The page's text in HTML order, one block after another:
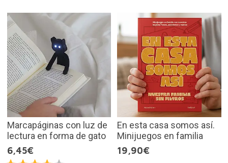
Marcapáginas con luz de
lectura en forma de gato
6,45€
En esta casa somos así.
Minijuegos en familia
19,90€